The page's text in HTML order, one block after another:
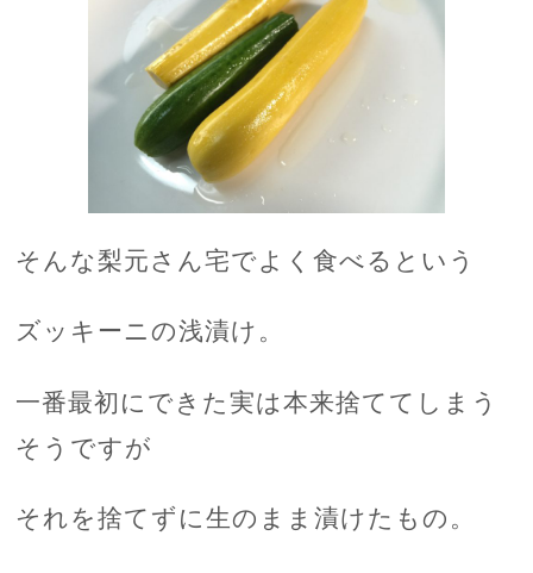
そんな梨元さん宅でよく食べるという
ズッキーニの浅漬け。
一番最初にできた実は本来捨ててしまう
そうですが
それを捨てずに生のまま漬けたもの。